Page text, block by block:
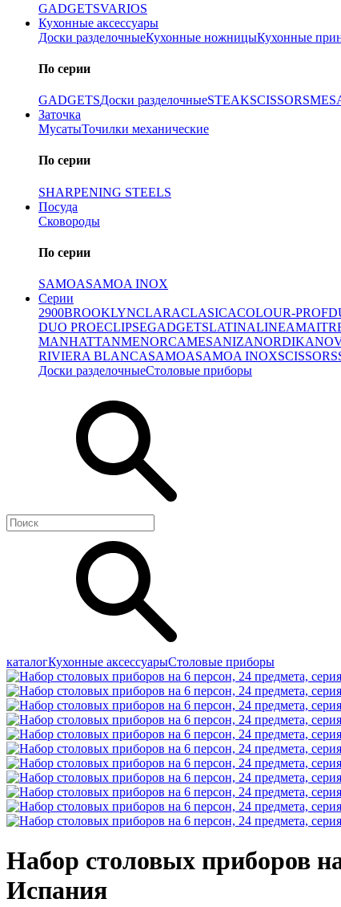
GADGETSVARIOS
Кухонные аксессуары
Доски разделочныеКухонные ножницыКухонные
По серии
GADGETSДоски разделочныеSTEAKSCISSORS
Заточка
МусатыТочилки механические
По серии
SHARPENING STEELS
Посуда
Сковороды
По серии
SAMOASAMOA INOX
Серии
2900BROOKLYNCLARACLASICACOLOUR-PROF
DUO PROECLIPSEGADGETSLATINALINEA
MANHATTANMENORCAMESANIZANORDIKA
RIVIERA BLANCASAMOASAMOA INOXSCISSORS
Доски разделочныеСтоловые приборы
каталогКухонные аксессуарыСтоловые приборы
Набор столовых приборов
Испания